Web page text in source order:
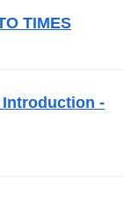
TIMES
Introduction -